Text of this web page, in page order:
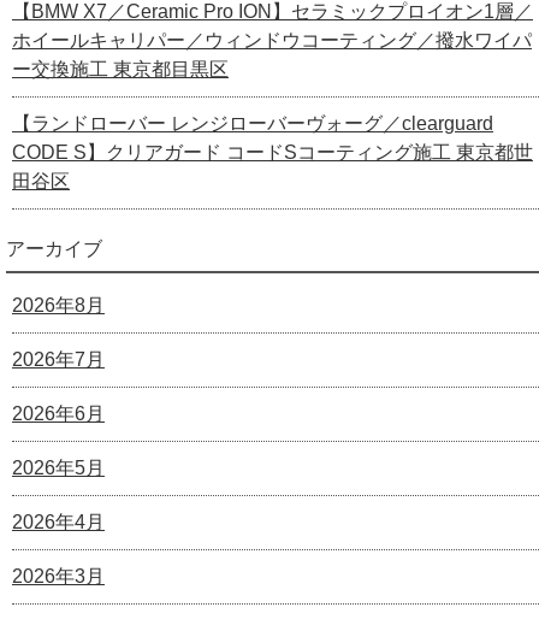
【BMW X7／Ceramic Pro ION】セラミックプロイオン1層／
ホイールキャリパー／ウィンドウコーティング／撥水ワイパ
ー交換施工 東京都目黒区
【ランドローバー レンジローバーヴォーグ／clearguard
CODE S】クリアガード コードSコーティング施工 東京都世
田谷区
アーカイブ
2026年8月
2026年7月
2026年6月
2026年5月
2026年4月
2026年3月